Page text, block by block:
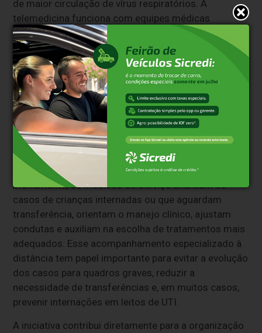
de maior circulação de vírus respiratórios. A
telemedicina funciona com equipes médicas
especializadas que atuam a partir do Departamento
de Regulação Estadual (DRE), prestando suporte
remoto a profissionais de hospitais de menor porte,
unidades de pronto atendimento, enfermarias
pediátricas e UTIs neonatais e pediátricas.
Governo do Estado lança serviço de
Telemedicina Pediátrica e começa a
orientar remotamente equipes de todo o RS
Diariamente, os médicos do serviço analisam os
casos de crianças internadas ou que aguardam
transferência, orientam o manejo clínico, ajustam
condutas e auxiliam na escolha de tratamentos mais
adequados. Esse acompanhamento especializado à
distância tem papel importante para evitar a evolução
dos casos para quadros graves, reduzir a
necessidade de transferências e, em muitos casos,
prevenir internações em leitos de UTI.
A iniciativa contribui diretamente para a organização